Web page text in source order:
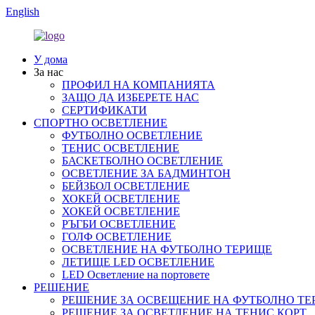
English
У дома
За нас
ПРОФИЛ НА КОМПАНИЯТА
ЗАЩО ДА ИЗБЕРЕТЕ НАС
СЕРТИФИКАТИ
СПОРТНО ОСВЕТЛЕНИЕ
ФУТБОЛНО ОСВЕТЛЕНИЕ
ТЕНИС ОСВЕТЛЕНИЕ
БАСКЕТБОЛНО ОСВЕТЛЕНИЕ
ОСВЕТЛЕНИЕ ЗА БАДМИНТОН
БЕЙЗБОЛ ОСВЕТЛЕНИЕ
ХОКЕЙ ОСВЕТЛЕНИЕ
ХОКЕЙ ОСВЕТЛЕНИЕ
РЪГБИ ОСВЕТЛЕНИЕ
ГОЛФ ОСВЕТЛЕНИЕ
ОСВЕТЛЕНИЕ НА ФУТБОЛНО ТЕРИЩЕ
ЛЕТИЩЕ LED ОСВЕТЛЕНИЕ
LED Осветление на портовете
РЕШЕНИЕ
РЕШЕНИЕ ЗА ОСВЕЩЕНИЕ НА ФУТБОЛНО
РЕШЕНИЕ ЗА ОСВЕТЛЕНИЕ НА ТЕНИС КОРТ